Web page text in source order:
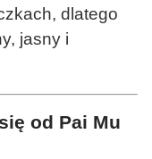
dlatego
jasny i
od Pai Mu